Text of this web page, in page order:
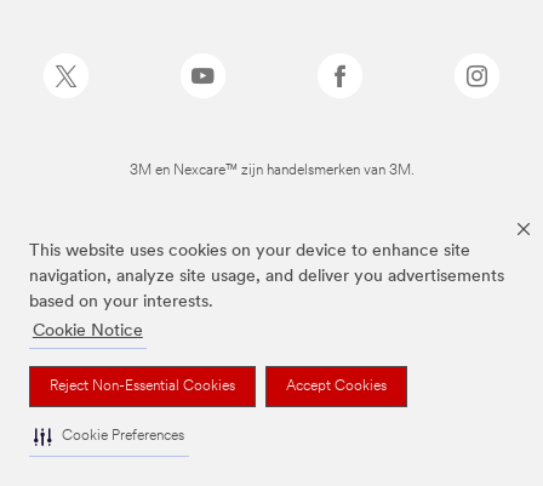
This website uses cookies on your device to enhance site
navigation, analyze site usage, and deliver you advertisements
based on your interests.
Cookie Notice
Reject Non-Essential Cookies Accept Cookies
Cookie Preferences
3M en Nexcare™ zijn handelsmerken van 3M.